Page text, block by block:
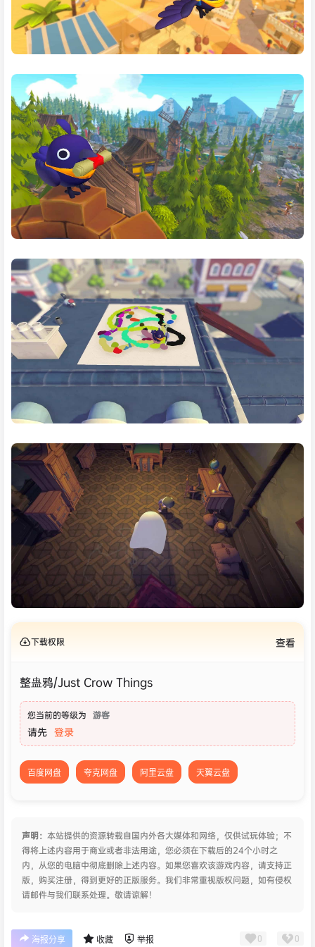
下载权限 查看
整蛊鸦/Just Crow Things
您当前的等级为 游客
请先 登录
百度网盘 夸克网盘 阿里云盘 天翼云盘
声明： 本站提供的资源转载自国内外各大媒体和网络，仅供试玩体验；不
得将上述内容用于商业或者非法用途，您必须在下载后的24个小时之
内，从您的电脑中彻底删除上述内容。如果您喜欢该游戏内容，请支持正
版，购买注册，得到更好的正版服务。我们非常重视版权问题，如有侵权
请邮件与我们联系处理。敬请谅解！
海报分享 收藏 举报 0 0